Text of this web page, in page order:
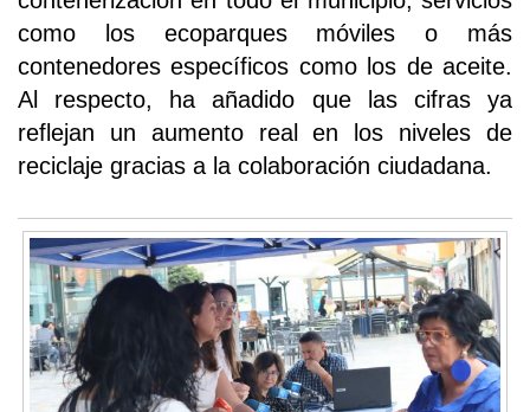
como los ecoparques móviles o más
contenedores específicos como los de aceite.
Al respecto, ha añadido que las cifras ya
reflejan un aumento real en los niveles de
reciclaje gracias a la colaboración ciudadana.